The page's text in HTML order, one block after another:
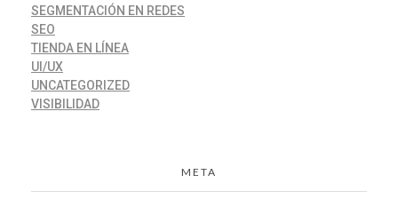
SEGMENTACIÓN EN REDES
SEO
TIENDA EN LÍNEA
UI/UX
UNCATEGORIZED
VISIBILIDAD
META